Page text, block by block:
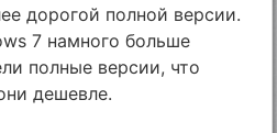
дорогой полной версии.
7 намного больше
полные версии, что
дешевле.